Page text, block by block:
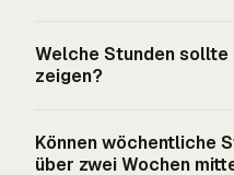
Aufzeichnungen für nicht
führen, schreibt aber kein
Papierbogen, eine
Welche Stunden
zeigen?
Können wöchentliche
über zwei Wochen